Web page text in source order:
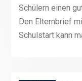
Schülern einen
Den Elternbrief
Schulstart kann